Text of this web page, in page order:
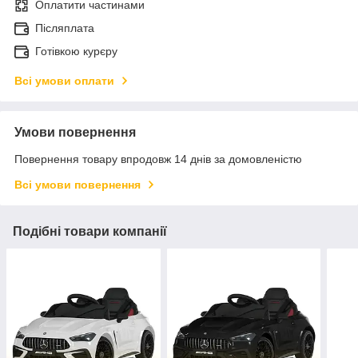
Оплатити частинами
Післяплата
Готівкою курєру
Всі умови оплати
Умови повернення
Повернення товару впродовж 14 днів за домовленістю
Всі умови повернення
Подібні товари компанії